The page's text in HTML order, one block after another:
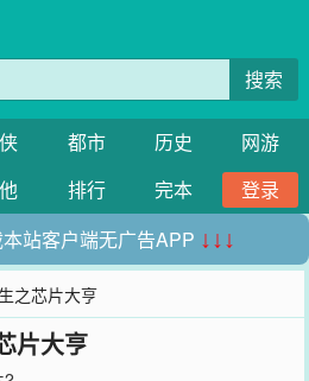
搜索
都市 历史
网游
排行 完本
登录
站客户端无广告APP ↓↓↓
之芯片大亨
片大亨